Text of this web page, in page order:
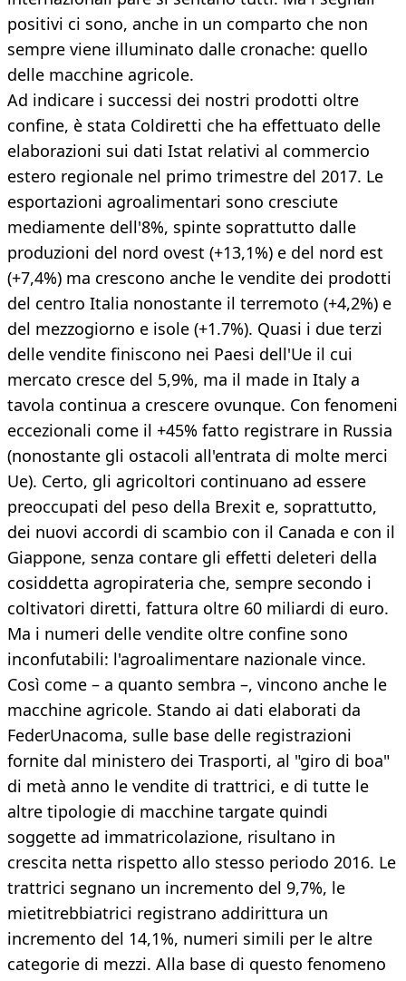
positivi ci sono, anche in un comparto che non
sempre viene illuminato dalle cronache: quello
delle macchine agricole.
Ad indicare i successi dei nostri prodotti oltre
confine, è stata Coldiretti che ha effettuato delle
elaborazioni sui dati Istat relativi al commercio
estero regionale nel primo trimestre del 2017. Le
esportazioni agroalimentari sono cresciute
mediamente dell'8%, spinte soprattutto dalle
produzioni del nord ovest (+13,1%) e del nord est
(+7,4%) ma crescono anche le vendite dei prodotti
del centro Italia nonostante il terremoto (+4,2%) e
del mezzogiorno e isole (+1.7%). Quasi i due terzi
delle vendite finiscono nei Paesi dell'Ue il cui
mercato cresce del 5,9%, ma il made in Italy a
tavola continua a crescere ovunque. Con fenomeni
eccezionali come il +45% fatto registrare in Russia
(nonostante gli ostacoli all'entrata di molte merci
Ue). Certo, gli agricoltori continuano ad essere
preoccupati del peso della Brexit e, soprattutto,
dei nuovi accordi di scambio con il Canada e con il
Giappone, senza contare gli effetti deleteri della
cosiddetta agropirateria che, sempre secondo i
coltivatori diretti, fattura oltre 60 miliardi di euro.
Ma i numeri delle vendite oltre confine sono
inconfutabili: l'agroalimentare nazionale vince.
Così come – a quanto sembra –, vincono anche le
macchine agricole. Stando ai dati elaborati da
FederUnacoma, sulle base delle registrazioni
fornite dal ministero dei Trasporti, al "giro di boa"
di metà anno le vendite di trattrici, e di tutte le
altre tipologie di macchine targate quindi
soggette ad immatricolazione, risultano in
crescita netta rispetto allo stesso periodo 2016. Le
trattrici segnano un incremento del 9,7%, le
mietitrebbiatrici registrano addirittura un
incremento del 14,1%, numeri simili per le altre
categorie di mezzi. Alla base di questo fenomeno